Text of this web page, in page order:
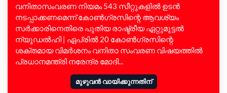
വനിതാസംവരണ നിയമം 543 സീറ്റുകളിൽ ഉടൻ
നടപ്പാക്കണമെന്ന് കോൺഗ്രസിന്റെ ആവശ്യം
സർക്കാരിനെതിരെ പുതിയ രാഷ്ട്രീയ ഏറ്റുമുട്ടൽ
ന്യൂഡൽഹി | ഏപ്രിൽ 20 കോൺഗ്രസിന്റെ
ശക്തമായ വിമർശനം വനിതാ സംവരണ വിഷയത്തിൽ
പ്രധാനമന്ത്രി നരേന്ദ്ര മോദി...
മുഴുവൻ വായിക്കുന്നതിന്